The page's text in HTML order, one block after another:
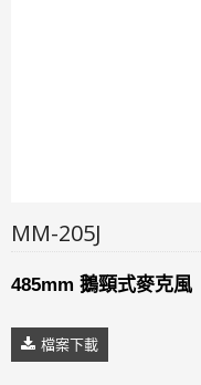
MM-205J
485mm 鵝頸式麥克風
檔案下載